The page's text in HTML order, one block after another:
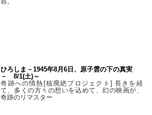
ひろしま－1945年8月6日、原子雲の下の真実
－ 8/1(土)～
奇跡への情熱[核廃絶プロジェクト] 長きを経
て、多くの方々の想いを込めて、幻の映画が、
奇跡のリマスター